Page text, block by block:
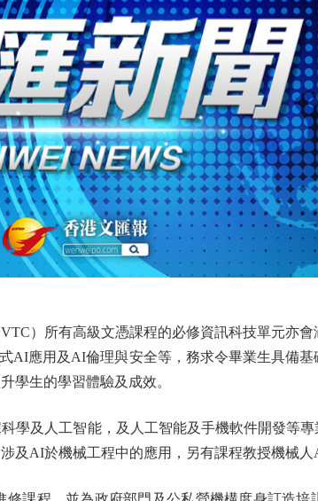
）所有高級文憑課程的必修資訊科技單元亦會
AI應用及AI倫理與安全等，務求令畢業生具備
學生的學習體驗及成效。
及人工智能，及人工智能及手機軟件開發等專
及AI於機械工程中的應用，另有課程教授機械人